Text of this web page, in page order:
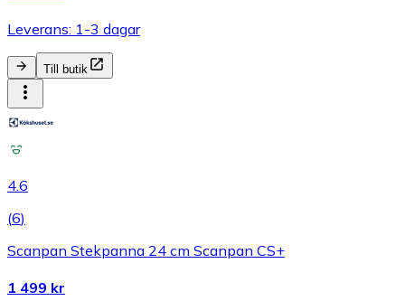
Leverans: 1-3 dagar
Till butik
4.6
(6)
Scanpan Stekpanna 24 cm Scanpan CS+
1 499 kr